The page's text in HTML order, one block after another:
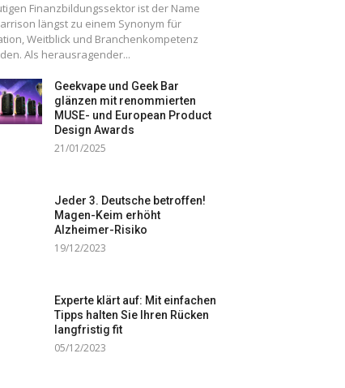
Finanzbildungssektor ist der Name
längst zu einem Synonym für
Weitblick und Branchenkompetenz
Als herausragender...
Geekvape und Geek Bar
glänzen mit renommierten
MUSE- und European Product
Design Awards
21/01/2025
Jeder 3. Deutsche betroffen!
Magen-Keim erhöht
Alzheimer-Risiko
19/12/2023
Experte klärt auf: Mit einfachen
Tipps halten Sie Ihren Rücken
langfristig fit
05/12/2023